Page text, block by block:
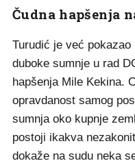
Čudna hapšenja
Turudić je već
duboke sumnje u rad
hapšenja Mile Kekina.
opravdanost samog
sumnja oko kupnje
postoji ikakva
dokaže na sudu neka